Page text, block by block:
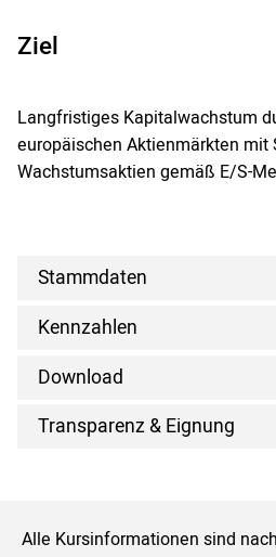
Ziel
Langfristiges Kapitalwachstum
europäischen Aktienmärkten mit
Wachstumsaktien gemäß E/S-
Stammdaten
Kennzahlen
Download
Transparenz & Eignung
Alle Kursinformationen sind